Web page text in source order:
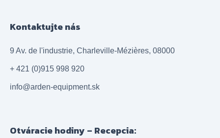
Kontaktujte nás
9 Av. de l'industrie, Charleville-Mézières, 08000
+ 421 (0)915 998 920
info@arden-equipment.sk
Otváracie hodiny – Recepcia: